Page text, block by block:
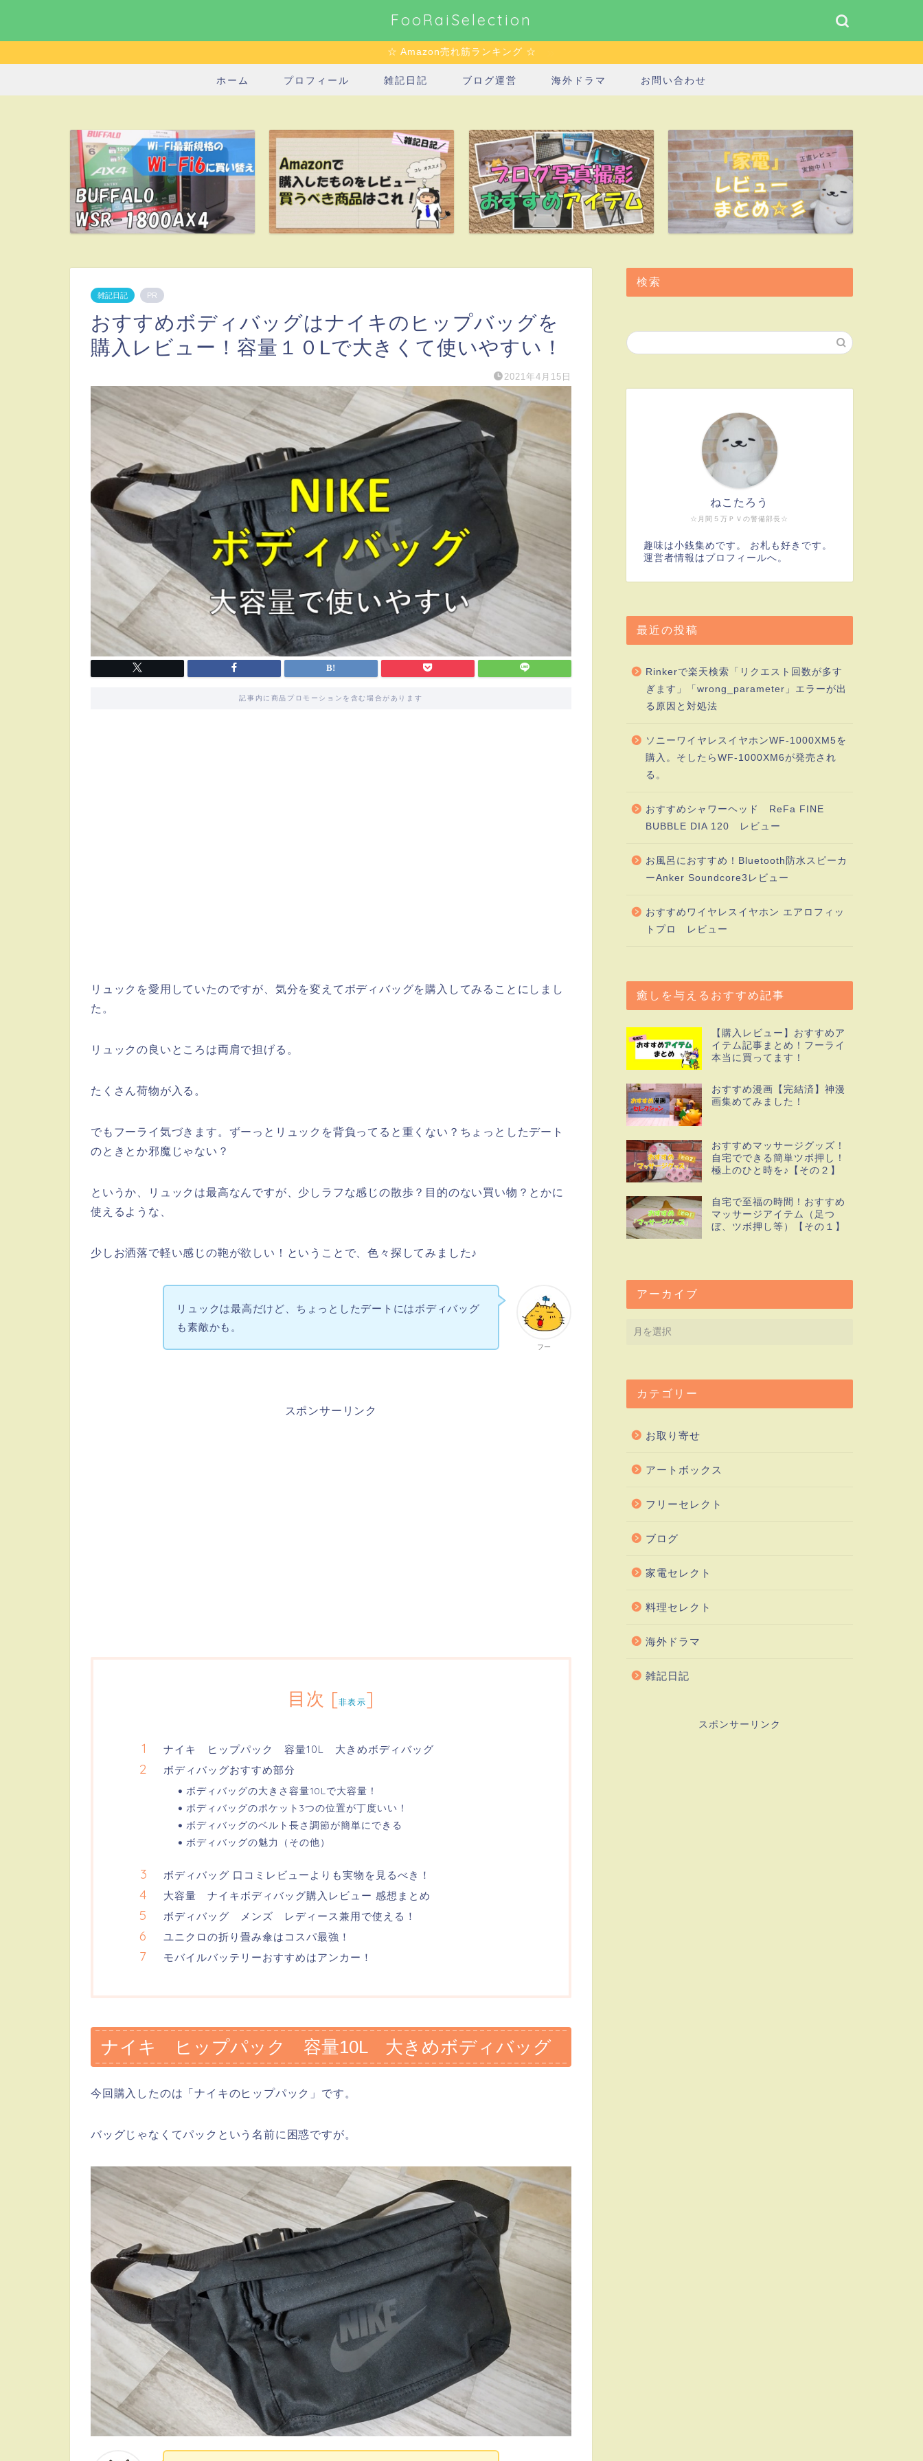
FooRaiSelection
☆ Amazon売れ筋ランキング ☆
ホーム プロフィール 雑記日記 ブログ運営 海外ドラマ お問い合わせ
雑記日記 PR
おすすめボディバッグはナイキのヒップバッグを
購入レビュー！容量１０Lで大きくて使いやすい！
2021年4月15日
記事内に商品プロモーションを含む場合があります
リュックを愛用していたのですが、気分を変えてボディバッグを購入してみることにしまし
た。
リュックの良いところは両肩で担げる。
たくさん荷物が入る。
でもフーライ気づきます。ずーっとリュックを背負ってると重くない？ちょっとしたデート
のときとか邪魔じゃない？
というか、リュックは最高なんですが、少しラフな感じの散歩？目的のない買い物？とかに
使えるような、
少しお洒落で軽い感じの鞄が欲しい！ということで、色々探してみました♪
フー
リュックは最高だけど、ちょっとしたデートにはボディバッグ
も素敵かも。
スポンサーリンク
目次 [非表示]
ナイキ ヒップパック 容量10L 大きめボディバッグ
ボディバッグおすすめ部分
ボディバッグの大きさ容量10Lで大容量！
ボディバッグのポケット3つの位置が丁度いい！
ボディバッグのベルト長さ調節が簡単にできる
ボディバッグの魅力（その他）
ボディバッグ 口コミレビューよりも実物を見るべき！
大容量 ナイキボディバッグ購入レビュー 感想まとめ
ボディバッグ メンズ レディース兼用で使える！
ユニクロの折り畳み傘はコスパ最強！
モバイルバッテリーおすすめはアンカー！
ナイキ ヒップパック 容量10L 大きめボディバッグ
今回購入したのは「ナイキのヒップパック」です。
バッグじゃなくてパックという名前に困惑ですが。
検索
☆月間５万ＰＶの警備部長☆
ねこたろう
趣味は小銭集めです。 お札も好きです。
運営者情報はプロフィールへ。
最近の投稿
Rinkerで楽天検索「リクエスト回数が多す
ぎます」「wrong_parameter」エラーが出
る原因と対処法
ソニーワイヤレスイヤホンWF-1000XM5を
購入。そしたらWF-1000XM6が発売され
る。
おすすめシャワーヘッド ReFa FINE
BUBBLE DIA 120 レビュー
お風呂におすすめ！Bluetooth防水スピーカ
ーAnker Soundcore3レビュー
おすすめワイヤレスイヤホン エアロフィッ
トプロ レビュー
癒しを与えるおすすめ記事
【購入レビュー】おすすめア
イテム記事まとめ！フーライ
本当に買ってます！
おすすめ漫画【完結済】神漫
画集めてみました！
おすすめマッサージグッズ！
自宅でできる簡単ツボ押し！
極上のひと時を♪【その２】
自宅で至福の時間！おすすめ
マッサージアイテム（足つ
ぼ、ツボ押し等）【その１】
アーカイブ
カテゴリー
お取り寄せ
アートボックス
フリーセレクト
ブログ
家電セレクト
料理セレクト
海外ドラマ
雑記日記
スポンサーリンク